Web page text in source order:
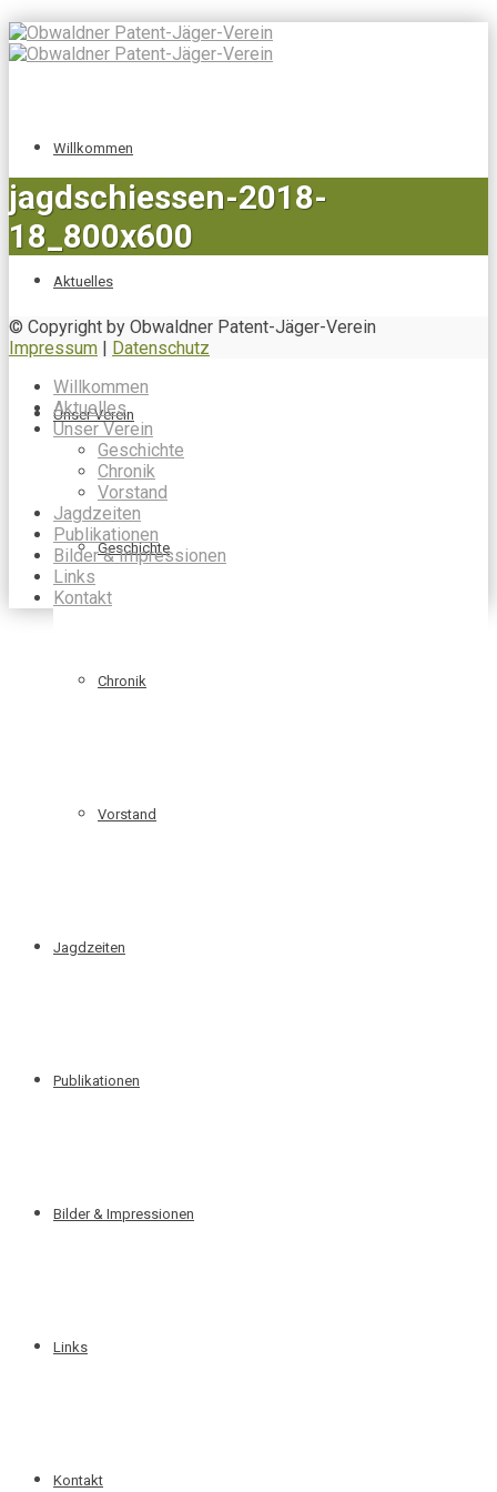
Willkommen
Aktuelles
Unser Verein
Geschichte
Chronik
Vorstand
Jagdzeiten
Publikationen
Bilder & Impressionen
Links
Kontakt
jagdschiessen-2018-
18_800x600
© Copyright by Obwaldner Patent-Jäger-Verein
Impressum
Datenschutz
Willkommen
Aktuelles
Unser Verein
Geschichte
Chronik
Vorstand
Jagdzeiten
Publikationen
Bilder & Impressionen
Links
Kontakt